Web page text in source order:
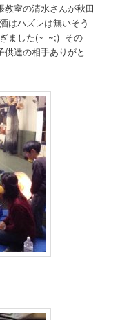
室の清水さんが秋田
はハズレは無いそう
ました(~_~;) その
達の相手ありがと